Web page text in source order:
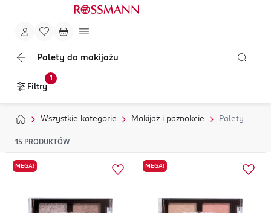
Palety do makijażu
Filtry
1
Wszystkie kategorie Makijaż i paznokcie Palety
15 PRODUKTÓW
MEGA! MEGA!